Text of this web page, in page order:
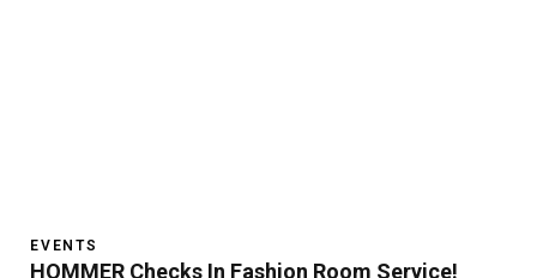
EVENTS
HOMMER Checks In Fashion Room Service!